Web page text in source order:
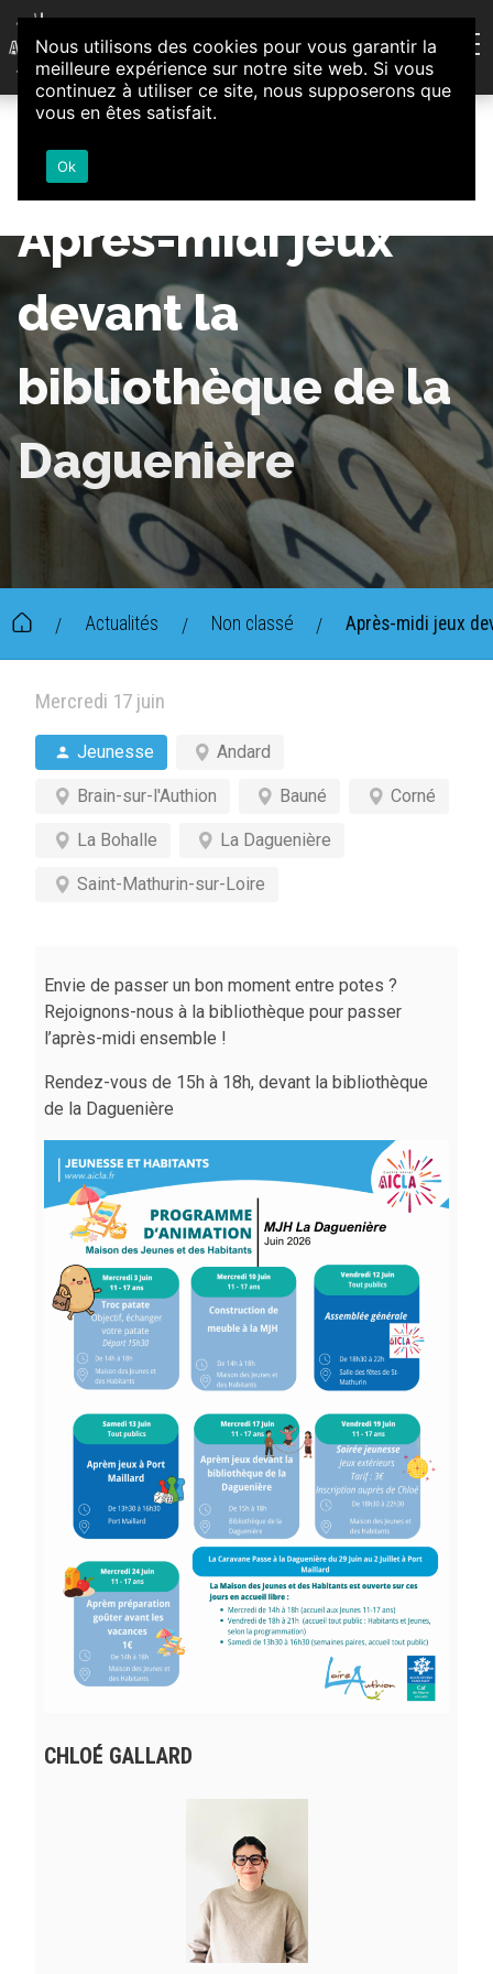
Aller au contenu
Association d'Animation et d'Initiatives Citoyennes
Loire-Authion
Après-midi jeux
devant la
bibliothèque de la
Daguenière
/ Actualités / Non classé / Après-midi jeux
Mercredi 17 juin
Jeunesse Andard
Brain-sur-l'Authion Bauné Corné
La Bohalle La Daguenière
Saint-Mathurin-sur-Loire
Envie de passer un bon moment entre potes ?
Rejoignons-nous à la bibliothèque pour passer
l’après-midi ensemble !
Rendez-vous de 15h à 18h, devant la bibliothèque
de la Daguenière
CHLOÉ GALLARD
Nous utilisons des cookies pour vous garantir la
meilleure expérience sur notre site web. Si vous
continuez à utiliser ce site, nous supposerons que
vous en êtes satisfait.
Ok